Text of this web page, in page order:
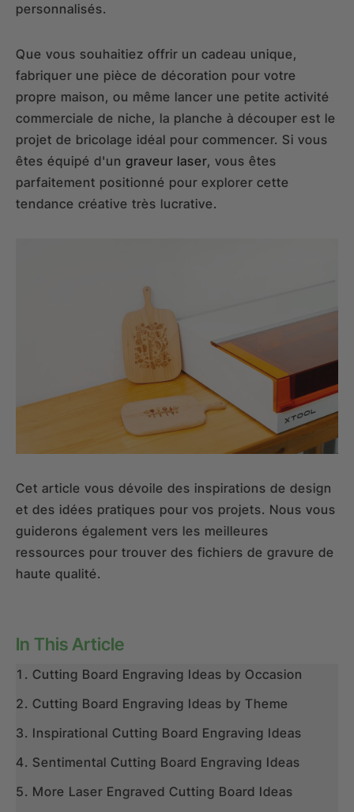
personnalisés.
Que vous souhaitiez offrir un cadeau unique,
fabriquer une pièce de décoration pour votre
propre maison, ou même lancer une petite activité
commerciale de niche, la planche à découper est le
projet de bricolage idéal pour commencer. Si vous
êtes équipé d'un graveur laser, vous êtes
parfaitement positionné pour explorer cette
tendance créative très lucrative.
Cet article vous dévoile des inspirations de design
et des idées pratiques pour vos projets. Nous vous
guiderons également vers les meilleures
ressources pour trouver des fichiers de gravure de
haute qualité.
In This Article
Cutting Board Engraving Ideas by Occasion
Cutting Board Engraving Ideas by Theme
Inspirational Cutting Board Engraving Ideas
Sentimental Cutting Board Engraving Ideas
More Laser Engraved Cutting Board Ideas